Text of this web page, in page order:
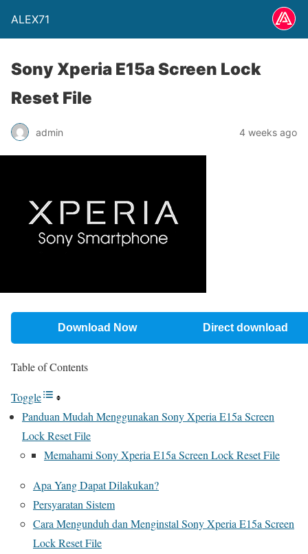
ALEX71
Sony Xperia E15a Screen Lock
Reset File
admin 4 weeks ago
Download Now Direct download
Table of Contents
Toggle
Panduan Mudah Menggunakan Sony Xperia E15a Screen
Lock Reset File
Memahami Sony Xperia E15a Screen Lock Reset File
Apa Yang Dapat Dilakukan?
Persyaratan Sistem
Cara Mengunduh dan Menginstal Sony Xperia E15a Screen
Lock Reset File